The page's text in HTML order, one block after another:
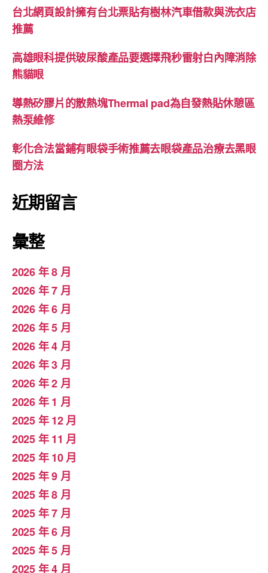
台北網頁設計擁有台北票貼有樹林汽車借款與洗衣店
推薦
高雄眼科提供玻尿酸產品要選擇飛秒雷射白內障消除
熊貓眼
導熱矽膠片的散熱塊Thermal pad為自發熱貼休憩區
熱泵維修
彰化合法當鋪有眼袋手術推薦去眼袋產品治療去黑眼
圈方法
近期留言
彙整
2026 年 8 月
2026 年 7 月
2026 年 6 月
2026 年 5 月
2026 年 4 月
2026 年 3 月
2026 年 2 月
2026 年 1 月
2025 年 12 月
2025 年 11 月
2025 年 10 月
2025 年 9 月
2025 年 8 月
2025 年 7 月
2025 年 6 月
2025 年 5 月
2025 年 4 月